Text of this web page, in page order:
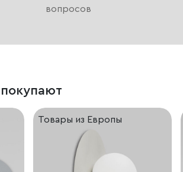
вопросов
Товары из Европы